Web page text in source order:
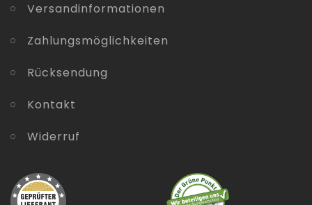
Versandinformationen
Zahlungsmöglichkeiten
Rücksendung
Kontakt
Widerruf